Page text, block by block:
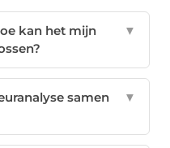
kan het mijn
▼
samen
▼